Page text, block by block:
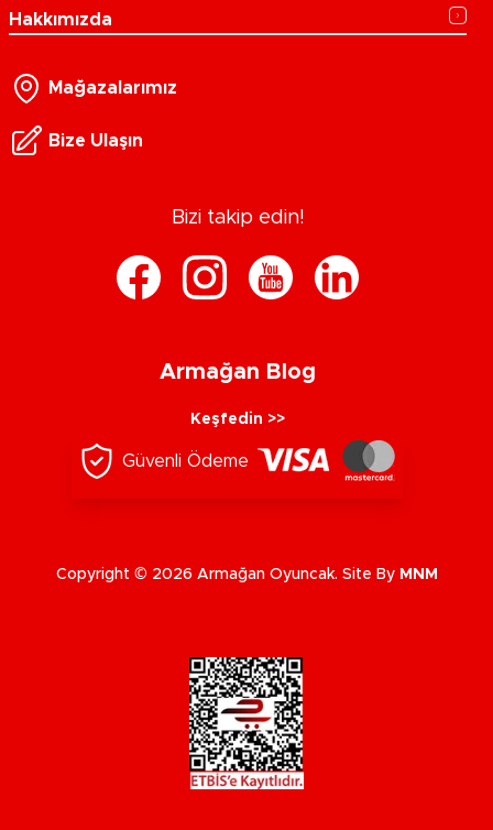
Hakkımızda
Mağazalarımız
Bize Ulaşın
Bizi takip edin!
Armağan Blog
Keşfedin >>
Güvenli Ödeme
Copyright © 2026 Armağan Oyuncak. Site By MNM